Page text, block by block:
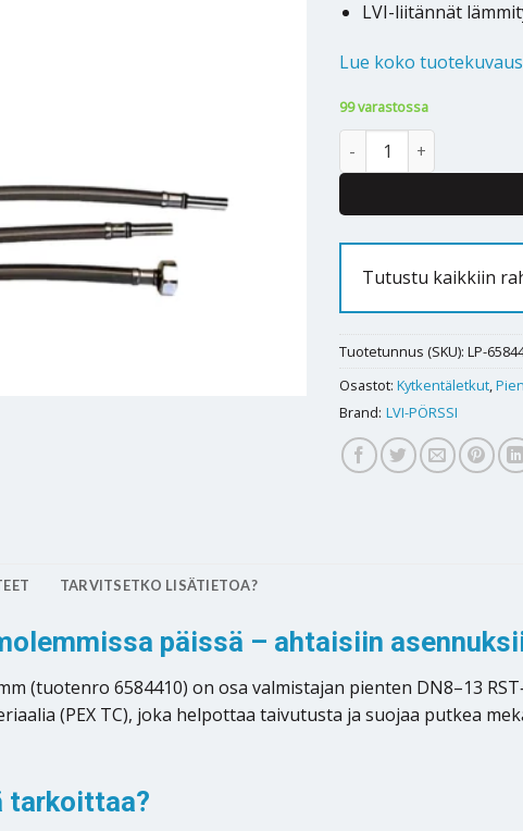
LVI-liitännät
Lue koko tuotekuvaus
99 varastossa
Kytkentäletku RST 10 x
Tutustu kaikkiin
Tuotetunnus (SKU): LP-
Osastot: Kytkentäletkut,
Brand: LVI-PÖRSSI
TARVITSETKO LISÄTIETOA?
päissä – ahtaisiin
(tuotenro 6584410) on osa valmistajan pienten DN8–13
(PEX TC), joka helpottaa taivutusta ja suojaa putkea
tarkoittaa?